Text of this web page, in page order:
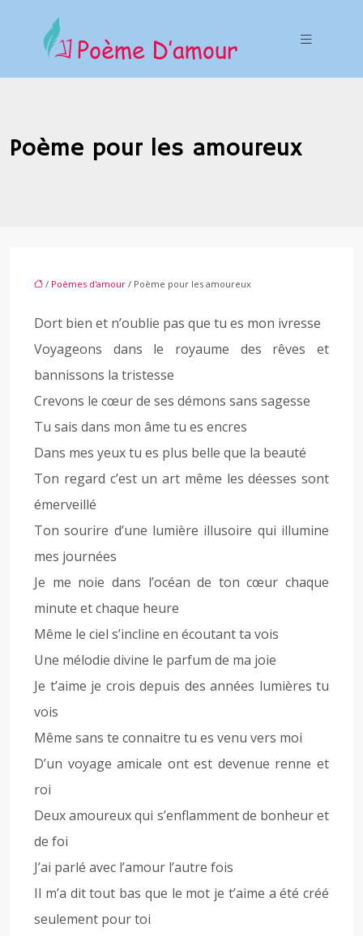
Poème pour les amoureux
/ Poèmes d'amour / Poème pour les amoureux
Dort bien et n’oublie pas que tu es mon ivresse
Voyageons dans le royaume des rêves et
bannissons la tristesse
Crevons le cœur de ses démons sans sagesse
Tu sais dans mon âme tu es encres
Dans mes yeux tu es plus belle que la beauté
Ton regard c’est un art même les déesses sont
émerveillé
Ton sourire d’une lumière illusoire qui illumine
mes journées
Je me noie dans l’océan de ton cœur chaque
minute et chaque heure
Même le ciel s’incline en écoutant ta vois
Une mélodie divine le parfum de ma joie
Je t’aime je crois depuis des années lumières tu
vois
Même sans te connaitre tu es venu vers moi
D’un voyage amicale ont est devenue renne et
roi
Deux amoureux qui s’enflamment de bonheur et
de foi
J’ai parlé avec l’amour l’autre fois
Il m’a dit tout bas que le mot je t’aime a été créé
seulement pour toi